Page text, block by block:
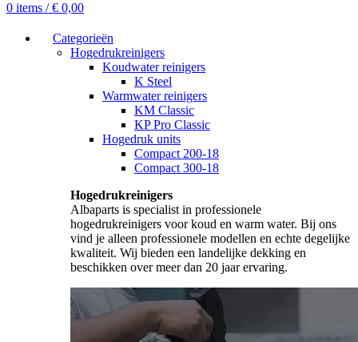
0 items / € 0,00
Categorieën
Hogedrukreinigers
Koudwater reinigers
K Steel
Warmwater reinigers
KM Classic
KP Pro Classic
Hogedruk units
Compact 200-18
Compact 300-18
Hogedrukreinigers
Albaparts is specialist in professionele
hogedrukreinigers voor koud en warm water. Bij ons
vind je alleen professionele modellen en echte degelijke
kwaliteit. Wij bieden een landelijke dekking en
beschikken over meer dan 20 jaar ervaring.